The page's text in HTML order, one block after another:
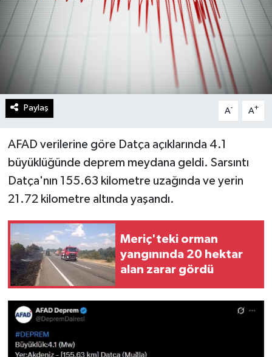
Paylaş A- A+
AFAD verilerine göre Datça açıklarında 4.1
büyüklüğünde deprem meydana geldi. Sarsıntı
Datça'nın 155.63 kilometre uzağında ve yerin
21.72 kilometre altında yaşandı.
Meriç'teki orman
yangınında 20 hektar
alan zarar gördü